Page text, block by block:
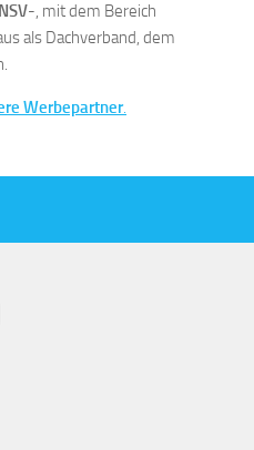
NSV-, mit dem Bereich
als Dachverband, dem
Werbepartner.